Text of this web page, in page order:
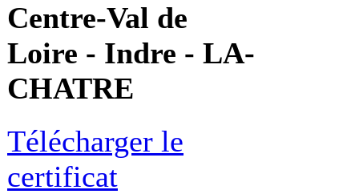
Centre-Val de
Loire - Indre - LA-
CHATRE
Télécharger le
certificat